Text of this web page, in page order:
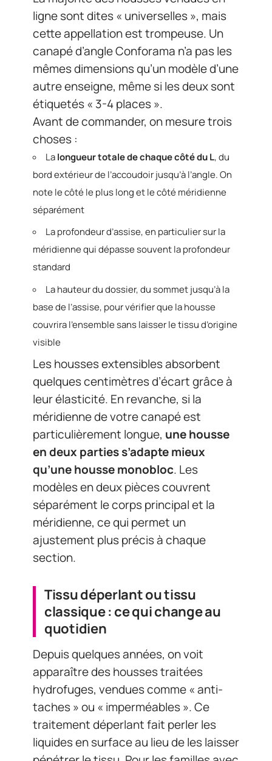
ligne sont dites « universelles », mais
cette appellation est trompeuse. Un
canapé d’angle Conforama n’a pas les
mêmes dimensions qu’un modèle d’une
autre enseigne, même si les deux sont
étiquetés « 3-4 places ».
Avant de commander, on mesure trois
choses :
Lalongueur totale de chaque côté du L, du
bord extérieur de l’accoudoir jusqu’à l’angle. On
note le côté le plus long et le côté méridienne
séparément
La profondeur d’assise, en particulier sur la
méridienne qui dépasse souvent la profondeur
standard
La hauteur du dossier, du sommet jusqu’à la
base de l’assise, pour vérifier que la housse
couvrira l’ensemble sans laisser le tissu d’origine
visible
Les housses extensibles absorbent
quelques centimètres d’écart grâce à
leur élasticité. En revanche, si la
méridienne de votre canapé est
particulièrement longue, une housse
en deux parties s’adapte mieux
qu’une housse monobloc. Les
modèles en deux pièces couvrent
séparément le corps principal et la
méridienne, ce qui permet un
ajustement plus précis à chaque
section.
Tissu déperlant ou tissu
classique : ce qui change au
quotidien
Depuis quelques années, on voit
apparaître des housses traitées
hydrofuges, vendues comme « anti-
taches » ou « imperméables ». Ce
traitement déperlant fait perler les
liquides en surface au lieu de les laisser